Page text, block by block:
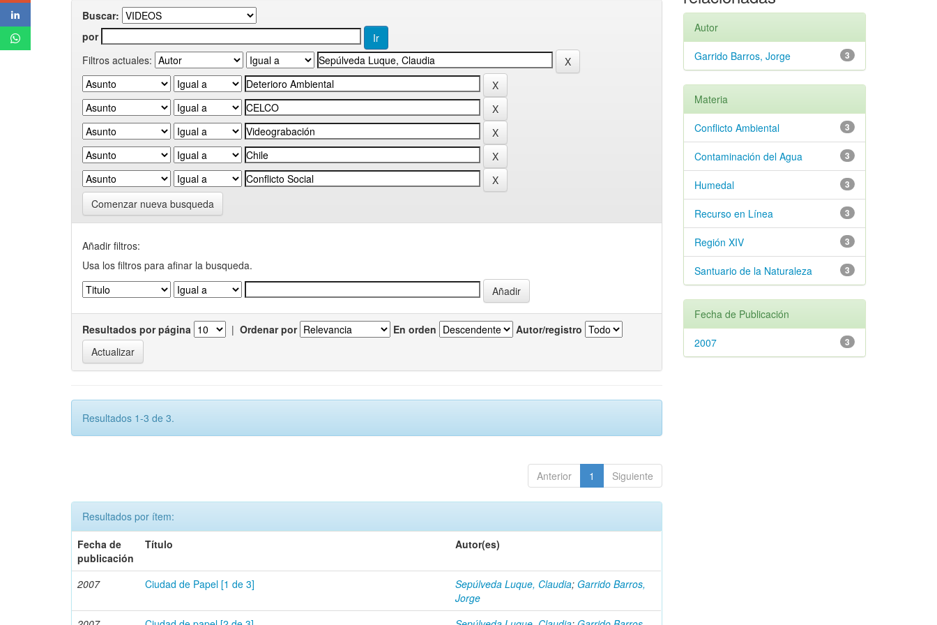
Buscar:
por
Filtros actuales:
Comenzar nueva busqueda
Añadir filtros:
Usa los filtros para afinar la busqueda.
Resultados por página | Ordenar por En orden Autor/registro
Resultados 1-3 de 3.
Anterior 1 Siguiente
Resultados por ítem:
Fecha de
publicación
Título Autor(es)
2007 Ciudad de Papel [1 de 3] Sepúlveda Luque, Claudia; Garrido Barros,
Jorge
Autor
3
Garrido Barros, Jorge
Materia
3
Conflicto Ambiental
3
Contaminación del Agua
3
Humedal
3
Recurso en Línea
3
Región XIV
3
Santuario de la Naturaleza
Fecha de Publicación
3
2007